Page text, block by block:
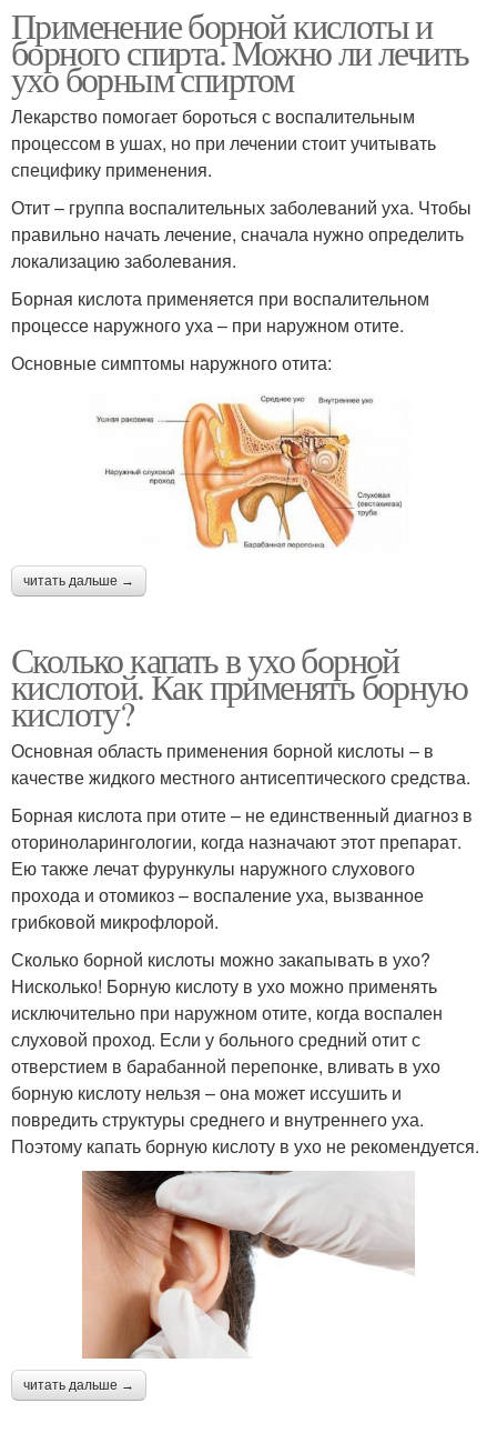
Применение борной кислоты и
борного спирта. Можно ли лечить
ухо борным спиртом
Лекарство помогает бороться с воспалительным
процессом в ушах, но при лечении стоит учитывать
специфику применения.
Отит – группа воспалительных заболеваний уха. Чтобы
правильно начать лечение, сначала нужно определить
локализацию заболевания.
Борная кислота применяется при воспалительном
процессе наружного уха – при наружном отите.
Основные симптомы наружного отита:
читать дальше →
Сколько капать в ухо борной
кислотой. Как применять борную
кислоту?
Основная область применения борной кислоты – в
качестве жидкого местного антисептического средства.
Борная кислота при отите – не единственный диагноз в
оториноларингологии, когда назначают этот препарат.
Ею также лечат фурункулы наружного слухового
прохода и отомикоз – воспаление уха, вызванное
грибковой микрофлорой.
Сколько борной кислоты можно закапывать в ухо?
Нисколько! Борную кислоту в ухо можно применять
исключительно при наружном отите, когда воспален
слуховой проход. Если у больного средний отит с
отверстием в барабанной перепонке, вливать в ухо
борную кислоту нельзя – она может иссушить и
повредить структуры среднего и внутреннего уха.
Поэтому капать борную кислоту в ухо не рекомендуется.
читать дальше →